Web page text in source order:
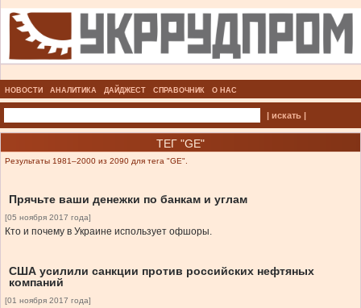
НОВОСТИ АНАЛИТИКА ДАЙДЖЕСТ СПРАВОЧНИК О НАС
| искать |
ТЕГ "GE"
Результаты 1981–2000 из 2090 для тега "GE".
Прячьте ваши денежки по банкам и углам
[05 ноября 2017 года]
Кто и почему в Украине использует офшоры.
США усилили санкции против российских нефтяных
компаний
[01 ноября 2017 года]